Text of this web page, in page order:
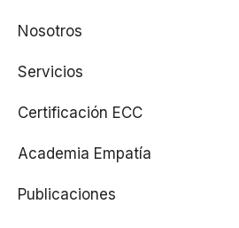
Nosotros
Servicios
Certificación ECC
Academia Empatía
Publicaciones